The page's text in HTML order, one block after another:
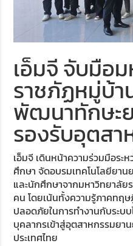
เอ็มจี จับมือ
ราชภัฏหมู่บ้
พัฒนาทักษะ
รองรับอุตสา
เอ็มจี เดินหน้าความร่วมมือระ
ศึกษา จัดอบรมเทคโนโลยียา
และนักศึกษาจากมหาวิทยาลั
คน โดยเน้นทั้งความรู้ภาคทฤ
ปลอดภัยในการทำงานกับระบ
บุคลากรเข้าสู่อุตสาหกรรมย
ประเทศไทย